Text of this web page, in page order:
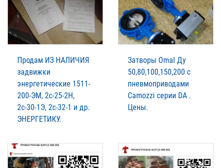
Продам ИЗ НАЛИЧИЯ
задвижки
энергетические 1511-
200-ЭМ, 2с-25-2Н,
2с-30-1Э, 2с-32-1 и др.
ЭНЕРГЕТИКУ.
Затворы Omal Ду
50,80,100,150,200 с
пневмоприводами
Camozzi серии DA .
Цены.